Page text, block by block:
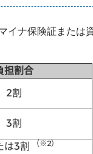
イナ保険証または
担割合
2割
3割
は3割 （※2）